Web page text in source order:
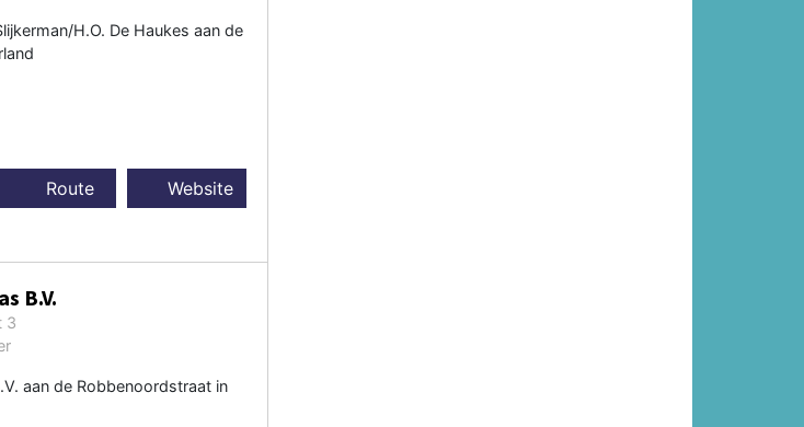
H.O. De Haukes aan de
Route Website
B.V.
3
aan de Robbenoordstraat in